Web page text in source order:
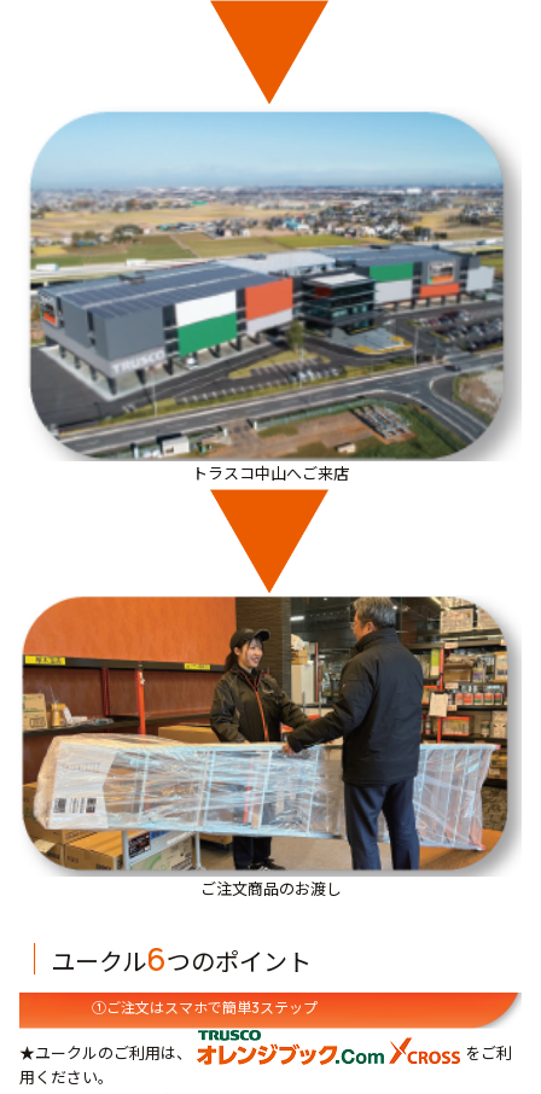
トラスコ中山へご来店
ご注文商品のお渡し
ユークル6つのポイント
①ご注文はスマホで簡単3ステップ
★ユークルのご利用は、
をご利
用ください。